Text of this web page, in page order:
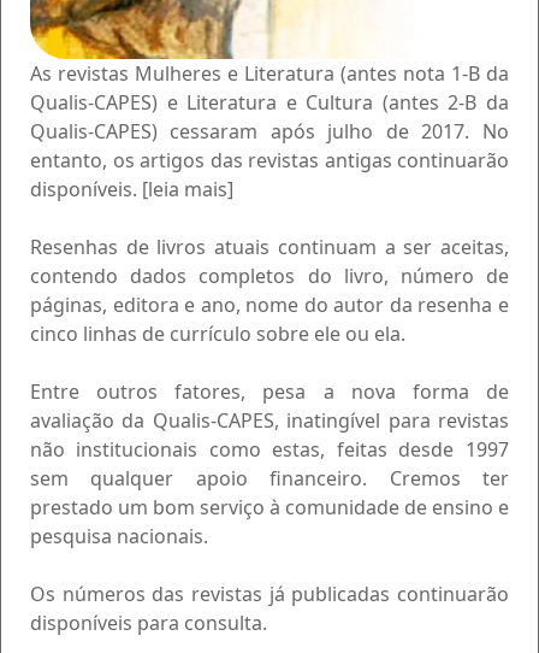
As revistas Mulheres e Literatura (antes nota 1-B da
Qualis-CAPES) e Literatura e Cultura (antes 2-B da
Qualis-CAPES) cessaram após julho de 2017. No
entanto, os artigos das revistas antigas continuarão
disponíveis. [leia mais]
Resenhas de livros atuais continuam a ser aceitas,
contendo dados completos do livro, número de
páginas, editora e ano, nome do autor da resenha e
cinco linhas de currículo sobre ele ou ela.
Entre outros fatores, pesa a nova forma de
avaliação da Qualis-CAPES, inatingível para revistas
não institucionais como estas, feitas desde 1997
sem qualquer apoio financeiro. Cremos ter
prestado um bom serviço à comunidade de ensino e
pesquisa nacionais.
Os números das revistas já publicadas continuarão
disponíveis para consulta.